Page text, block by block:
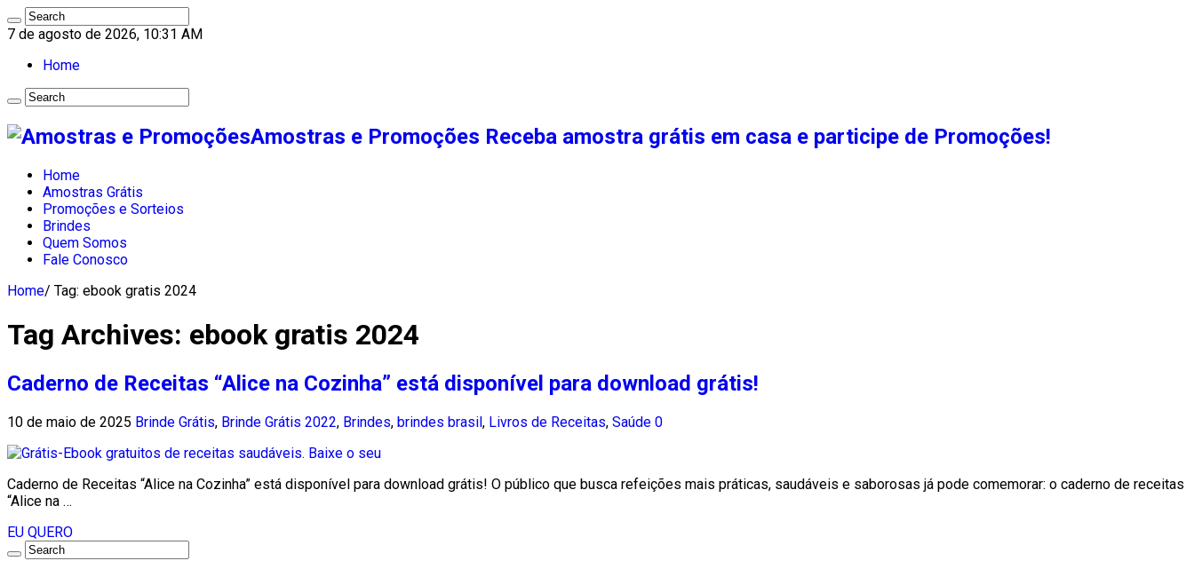
7 de agosto de 2026, 10:31 AM
Home
Amostras e Promoções Receba amostra grátis em casa e participe de Promoções!
Home
Amostras Grátis
Promoções e Sorteios
Brindes
Quem Somos
Fale Conosco
Home/ Tag: ebook gratis 2024
Tag Archives: ebook gratis 2024
Caderno de Receitas “Alice na Cozinha” está disponível para download grátis!
10 de maio de 2025 Brinde Grátis, Brinde Grátis 2022, Brindes, brindes brasil, Livros de Receitas, Saúde 0
Caderno de Receitas “Alice na Cozinha” está disponível para download grátis! O público que busca refeições mais práticas, saudáveis e saborosas já pode comemorar: o caderno de receitas
“Alice na …
EU QUERO